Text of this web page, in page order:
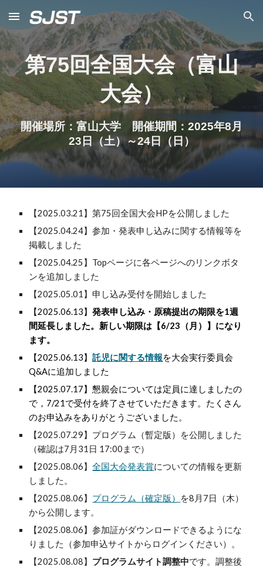
Skip to main content Skip to navigation
第75回全国大会（富山
大会）
開催場所： 富山大学 開催期間：2025年8月
23 日（土）～24日（日）
【2025.03.21 】第75回全国大会HPを公開しました
【2025.04.24】参加・発表申し込みに関する情報等を
掲載しました
【2025.04.25】Topページに各ページへのリンクボタ
ンを追加しました
【2025.05.01】申し込み受付を開始しました
【2025.06.13】発表申し込み・原稿提出の期限を1週
間延長しました。新しい期限は【6/23（月）】になり
ます。
【2025.06.13】託児に関する情報を大会実行委員会
Q&Aに追加しました
【2025.07.17】懇親会については定員に達しましたの
で，7/21で受付を終了させていただきます。たくさん
のお申込みをありがとうございました。
【2025.07.29】プログラム（暫定版）を公開しました
（確認は7月31日 17:00まで）
【2025.08.06】全国大会発表賞についての情報を更新
しました。
【2025.08.06】 プログラム（確定版） を8月7日（木）
から公開します。
【2025.08.06】参加証がダウンロードできるようにな
りました（参加申込サイトからログインください）。
【2025.08.08】 プログラムサイト調整中です。調整後